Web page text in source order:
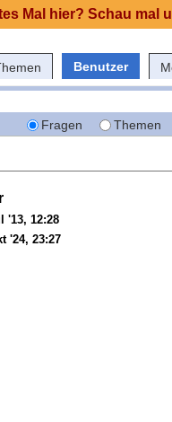
Benutzer
Fragen Themen
'13, 12:28
'24, 23:27
Mal hier? Schau mal